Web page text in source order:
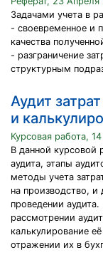
Задачами учета в
- своевременное и
качества
- разграничение
структурным
Аудит
и
Курсовая работа,
В данной курсовой
аудита, этапы
методы учета
на производство, и
проведении
рассмотрении
калькулирование
отражении их в